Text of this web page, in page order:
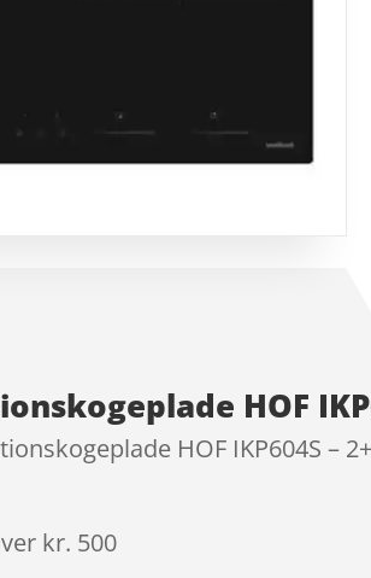
HOF
HOF IKP604S –
kr. 500